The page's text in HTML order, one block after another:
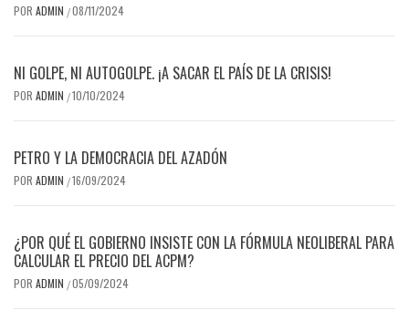
POR ADMIN /08/11/2024
NI GOLPE, NI AUTOGOLPE. ¡A SACAR EL PAÍS DE LA CRISIS!
POR ADMIN /10/10/2024
PETRO Y LA DEMOCRACIA DEL AZADÓN
POR ADMIN /16/09/2024
¿POR QUÉ EL GOBIERNO INSISTE CON LA FÓRMULA NEOLIBERAL PARA
CALCULAR EL PRECIO DEL ACPM?
POR ADMIN /05/09/2024